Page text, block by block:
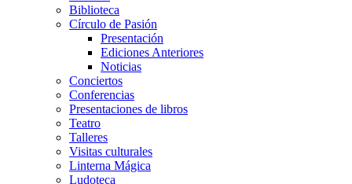
Biblioteca
Círculo de Pasión
Presentación
Ediciones Anteriores
Noticias
Conciertos
Conferencias
Presentaciones de libros
Teatro
Talleres
Visitas culturales
Linterna Mágica
Ludoteca